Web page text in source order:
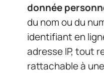
donnée
du nom ou du
identifiant en
adresse IP, tout
rattachable à une